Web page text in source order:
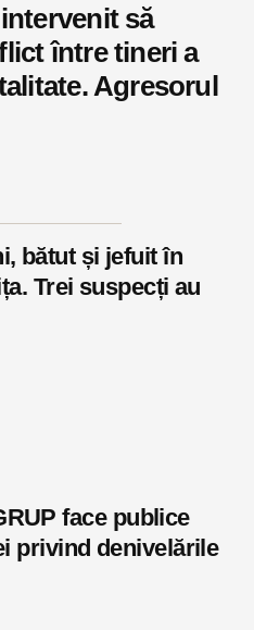
să
între tineri a
Agresorul
bătut și jefuit în
Trei suspecți au
face publice
privind denivelările